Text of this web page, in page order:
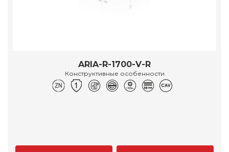
ARIA-R-1700-V-R
Конструктивные особенности